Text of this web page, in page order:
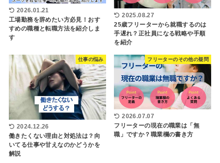
2026.01.21
工場勤務を辞めたい方必見！おす
すめの職種と転職方法を紹介しま
す
2025.08.27
25歳フリーターから就職するのは
手遅れ？正社員になる戦略や手順
を紹介
仕事の悩み
2024.12.26
働きたくない理由と対処法は？向
いてる仕事や甘えなのかどうかを
解説
フリーターのその他の疑問
2026.07.07
フリーターの現在の職業は「無
職」ですか？職業欄の書き方